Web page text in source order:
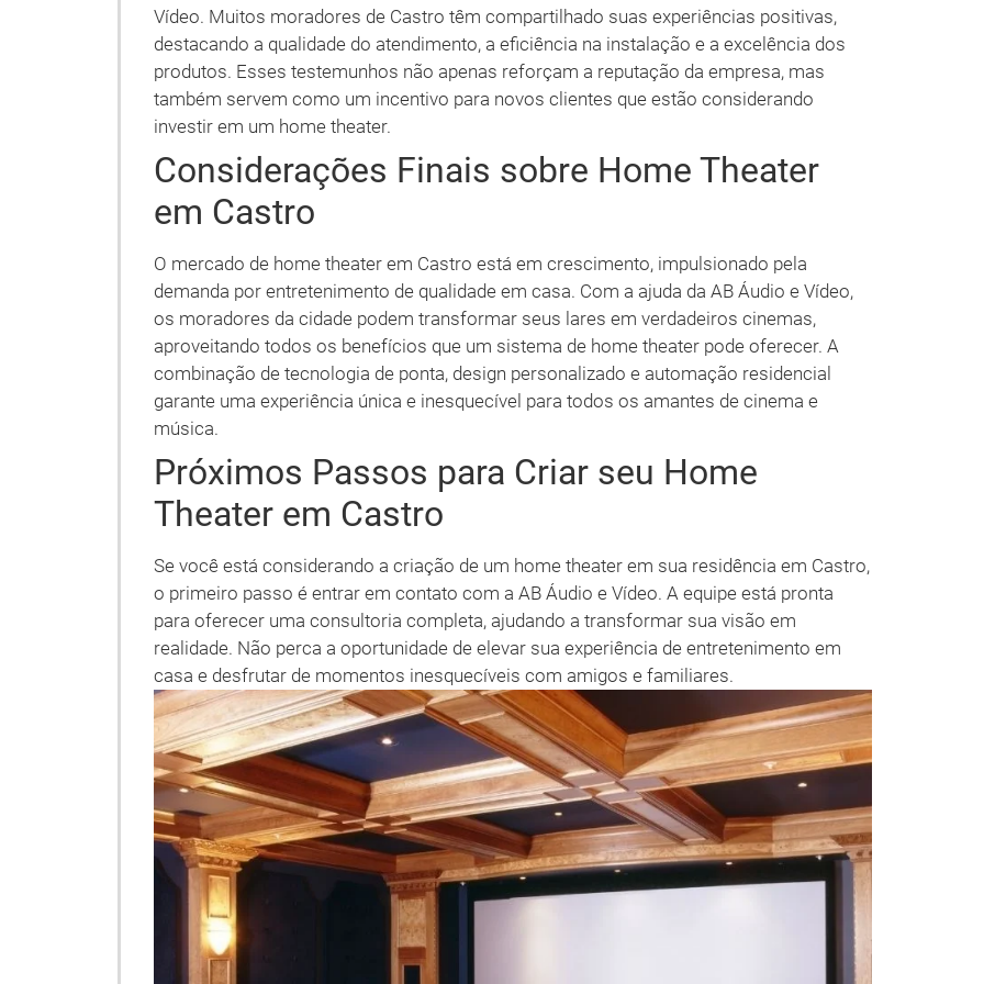
Vídeo. Muitos moradores de Castro têm compartilhado suas experiências positivas,
destacando a qualidade do atendimento, a eficiência na instalação e a excelência dos
produtos. Esses testemunhos não apenas reforçam a reputação da empresa, mas
também servem como um incentivo para novos clientes que estão considerando
investir em um home theater.
Considerações Finais sobre Home Theater
em Castro
O mercado de home theater em Castro está em crescimento, impulsionado pela
demanda por entretenimento de qualidade em casa. Com a ajuda da AB Áudio e Vídeo,
os moradores da cidade podem transformar seus lares em verdadeiros cinemas,
aproveitando todos os benefícios que um sistema de home theater pode oferecer. A
combinação de tecnologia de ponta, design personalizado e automação residencial
garante uma experiência única e inesquecível para todos os amantes de cinema e
música.
Próximos Passos para Criar seu Home
Theater em Castro
Se você está considerando a criação de um home theater em sua residência em Castro,
o primeiro passo é entrar em contato com a AB Áudio e Vídeo. A equipe está pronta
para oferecer uma consultoria completa, ajudando a transformar sua visão em
realidade. Não perca a oportunidade de elevar sua experiência de entretenimento em
casa e desfrutar de momentos inesquecíveis com amigos e familiares.